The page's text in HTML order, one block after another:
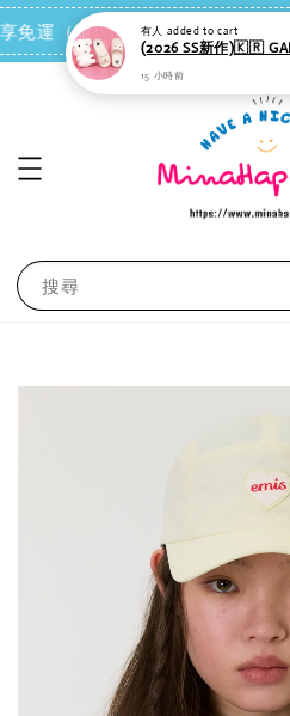
運（台灣離島地區除外）
搜尋
有人 added to cart
15 小時前